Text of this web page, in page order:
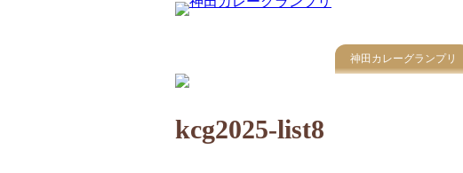
神田カレーグランプリ
kcg2025-list8